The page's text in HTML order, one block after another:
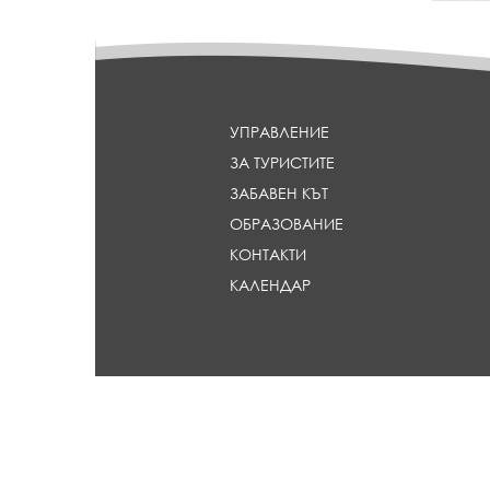
e
УПРАВЛЕНИЕ
ЗА ТУРИСТИТЕ
ЗАБАВЕН КЪТ
ОБРАЗОВАНИЕ
КОНТАКТИ
КАЛЕНДАР